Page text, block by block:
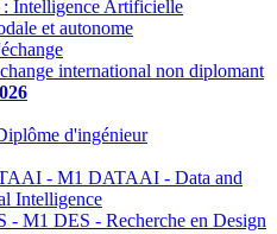
Intelligence Artificielle
et autonome
international non diplomant
d'ingénieur
- M1 DATAAI - Data and
Intelligence
- M1 DES - Recherche en Design